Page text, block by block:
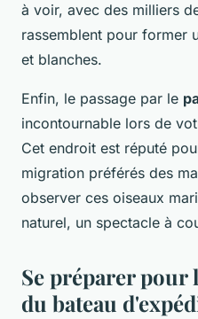
à voir, avec des milliers
rassemblent pour former
et blanches.
Enfin, le passage par le
incontournable lors de
Cet endroit est réputé
migration préférés des
observer ces oiseaux
naturel, un spectacle à
Se préparer
du bateau